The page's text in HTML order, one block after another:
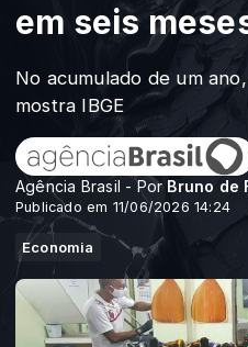
em seis
No acumulado de um
mostra IBGE
Agência Brasil - Por Bruno de
Publicado em 11/06/2026 14:24
Economia